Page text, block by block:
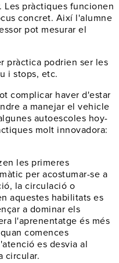
Les pràctiques funcionen
concret. Així l'alumne
pot mesurar el
pràctica podrien ser les
i stops, etc.
complicar haver d'estar
a manejar el vehicle
autoescoles hoy-
molt innovadora:
les primeres
per acostumar-se a
la circulació o
aquestes habilitats es
a dominar els
l'aprenentatge és més
comences
es desvia al
circular.